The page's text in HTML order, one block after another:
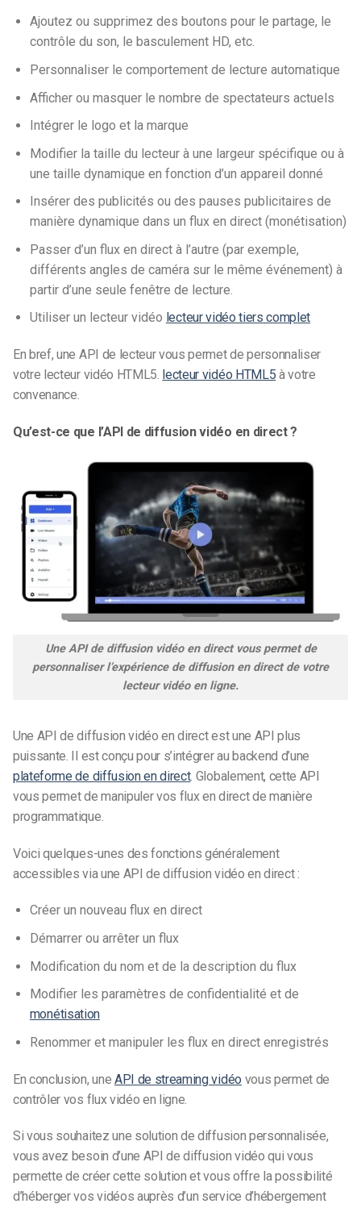
Ajoutez ou supprimez des boutons pour le partage, le
contrôle du son, le basculement HD, etc.
Personnaliser le comportement de lecture automatique
Afficher ou masquer le nombre de spectateurs actuels
Intégrer le logo et la marque
Modifier la taille du lecteur à une largeur spécifique ou à
une taille dynamique en fonction d’un appareil donné
Insérer des publicités ou des pauses publicitaires de
manière dynamique dans un flux en direct (monétisation)
Passer d’un flux en direct à l’autre (par exemple,
différents angles de caméra sur le même événement) à
partir d’une seule fenêtre de lecture.
Utiliser un lecteur vidéo lecteur vidéo tiers complet
En bref, une API de lecteur vous permet de personnaliser
votre lecteur vidéo HTML5. lecteur vidéo HTML5 à votre
convenance.
Qu’est-ce que l’API de diffusion vidéo en direct ?
Une API de diffusion vidéo en direct vous permet de
personnaliser l’expérience de diffusion en direct de votre
lecteur vidéo en ligne.
Une API de diffusion vidéo en direct est une API plus
puissante. Il est conçu pour s’intégrer au backend d’une
plateforme de diffusion en direct. Globalement, cette API
vous permet de manipuler vos flux en direct de manière
programmatique.
Voici quelques-unes des fonctions généralement
accessibles via une API de diffusion vidéo en direct :
Créer un nouveau flux en direct
Démarrer ou arrêter un flux
Modification du nom et de la description du flux
Modifier les paramètres de confidentialité et de
monétisation
Renommer et manipuler les flux en direct enregistrés
En conclusion, une API de streaming vidéo vous permet de
contrôler vos flux vidéo en ligne.
Si vous souhaitez une solution de diffusion personnalisée,
vous avez besoin d’une API de diffusion vidéo qui vous
permette de créer cette solution et vous offre la possibilité
d’héberger vos vidéos auprès d’un service d’hébergement